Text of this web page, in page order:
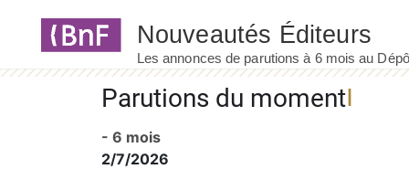
Parutions du moment
- 6 mois
2/7/2026